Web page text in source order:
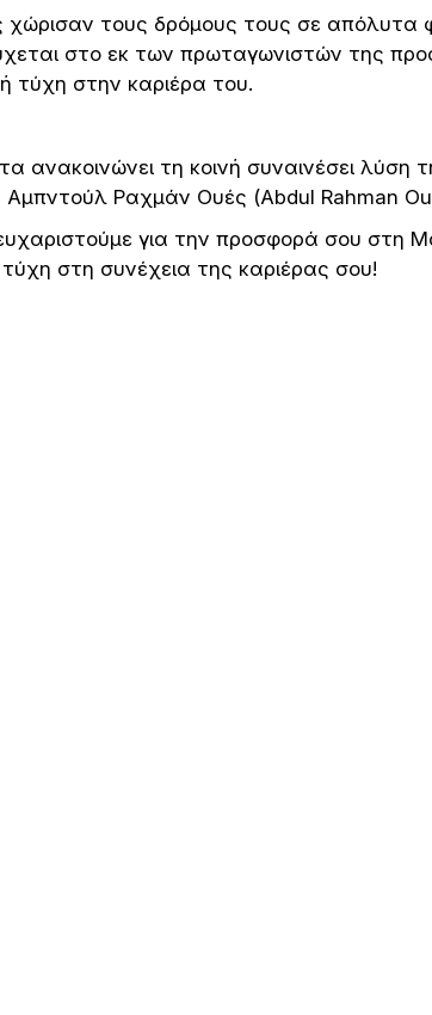
χώρισαν τους δρόμους τους σε απόλυτα
στο εκ των πρωταγωνιστών της
τύχη στην καριέρα του.
ανακοινώνει τη κοινή συναινέσει λύση
Αμπντούλ Ραχμάν Ουές (Abdul Rahman
για την προσφορά σου στη
τύχη στη συνέχεια της καριέρας σου!